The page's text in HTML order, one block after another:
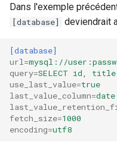
Dans l'exemple
[database] deviendrait
[database]
url =mysql://
query=SELECT id,
use_last_value=true
last_value_column=date
fetch_size=1000
encoding=utf8